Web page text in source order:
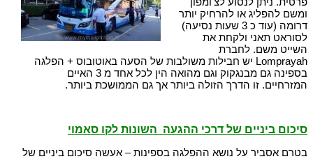
ומשם להפליג או להרחיק יותר
דרומה (עוד כ 3 שעות נסיעה)
לסוראט תאני ולקחת את
השייט משם. לחברת
Lomprayah יש חבילות משולבות של הסעה באוטובוס + הפלגה
בספינה גם מבנגקוק וגם מהואה הין לכל אחד מ 3 האיים
המזרחיים. זו הדרך הזולה ביותר אך גם הממושכת ביותר.
סיכום ביניים של דרכי ההגעה השונות לקו סאמוי
בטרם אסביר על נושא ההפלגה בספינות – אעשה סיכום ביניים של